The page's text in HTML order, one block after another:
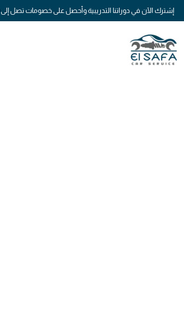
إشترك الآن في دوراتنا التدريبية وأحصل على خصومات تصل إلى 50% 🚀